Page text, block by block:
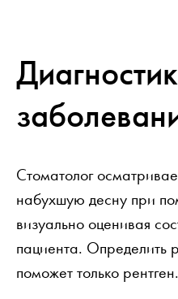
Стоматолог
набухшую десну при
визуально оценивая
пациента. Определить
поможет только рентген.